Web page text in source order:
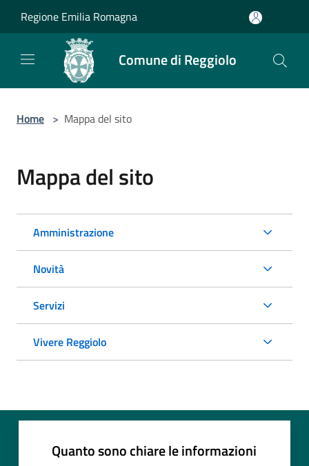
Regione Emilia Romagna
Comune di Reggiolo
Home > Mappa del sito
Mappa del sito
Amministrazione
Novità
Servizi
Vivere Reggiolo
Quanto sono chiare le informazioni